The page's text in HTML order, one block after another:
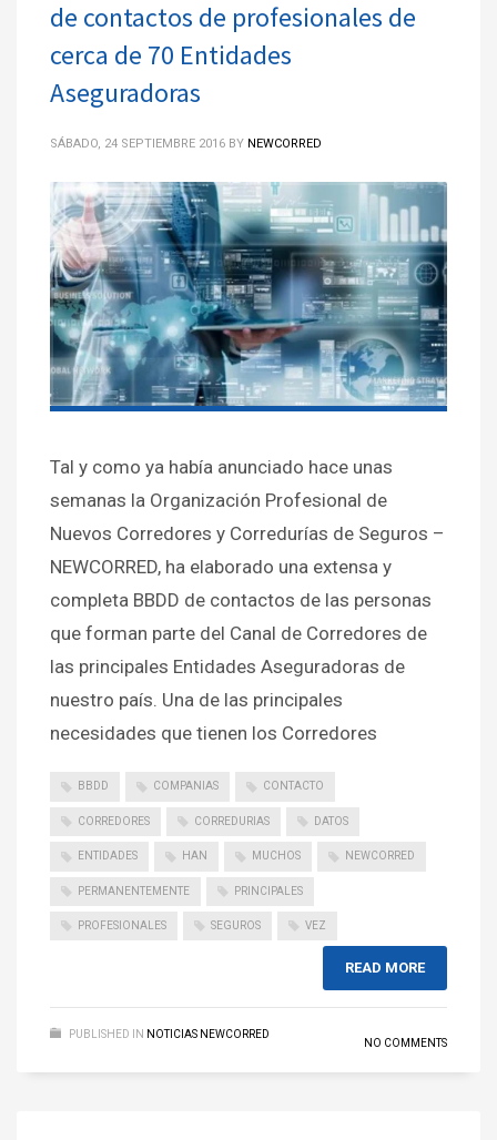
de contactos de profesionales de
cerca de 70 Entidades
Aseguradoras
SÁBADO, 24 SEPTIEMBRE 2016 BY NEWCORRED
Tal y como ya había anunciado hace unas
semanas la Organización Profesional de
Nuevos Corredores y Corredurías de Seguros –
NEWCORRED, ha elaborado una extensa y
completa BBDD de contactos de las personas
que forman parte del Canal de Corredores de
las principales Entidades Aseguradoras de
nuestro país. Una de las principales
necesidades que tienen los Corredores
BBDD COMPANIAS CONTACTO
CORREDORES CORREDURIAS DATOS
ENTIDADES HAN MUCHOS NEWCORRED
PERMANENTEMENTE PRINCIPALES
PROFESIONALES SEGUROS VEZ
READ MORE
PUBLISHED IN NOTICIAS NEWCORRED
NO COMMENTS